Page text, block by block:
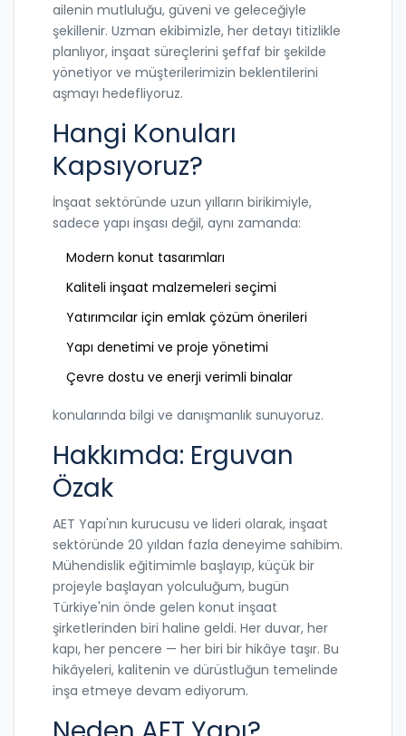
ailenin mutluluğu, güveni ve geleceğiyle
şekillenir. Uzman ekibimizle, her detayı titizlikle
planlıyor, inşaat süreçlerini şeffaf bir şekilde
yönetiyor ve müşterilerimizin beklentilerini
aşmayı hedefliyoruz.
Hangi Konuları
Kapsıyoruz?
İnşaat sektöründe uzun yılların birikimiyle,
sadece yapı inşası değil, aynı zamanda:
Modern konut tasarımları
Kaliteli inşaat malzemeleri seçimi
Yatırımcılar için emlak çözüm önerileri
Yapı denetimi ve proje yönetimi
Çevre dostu ve enerji verimli binalar
konularında bilgi ve danışmanlık sunuyoruz.
Hakkımda: Erguvan
Özak
AET Yapı'nın kurucusu ve lideri olarak, inşaat
sektöründe 20 yıldan fazla deneyime sahibim.
Mühendislik eğitimimle başlayıp, küçük bir
projeyle başlayan yolculuğum, bugün
Türkiye'nin önde gelen konut inşaat
şirketlerinden biri haline geldi. Her duvar, her
kapı, her pencere — her biri bir hikâye taşır. Bu
hikâyeleri, kalitenin ve dürüstluğun temelinde
inşa etmeye devam ediyorum.